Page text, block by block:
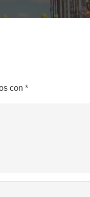
con *